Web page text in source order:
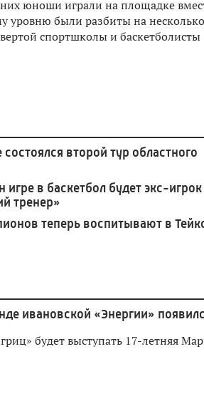
них юноши играли на площадке
уровню были разбиты на
спортшколы и баскетболисты
второй тур областного
в баскетбол будет экс-игрок
тренер»
теперь воспитывают в
ивановской «Энергии»
будет выступать 17-летняя